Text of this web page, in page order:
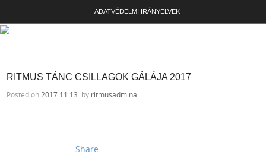
ADATVÉDELMI IRÁNYELVEK
RITMUS TÁNC CSILLAGOK GÁLÁJA 2017
Posted on2017.11.13. by ritmusadmina
Share